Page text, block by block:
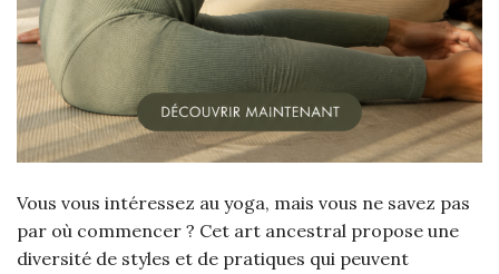
Vous vous intéressez au yoga, mais vous ne savez pas
par où commencer ? Cet art ancestral propose une
diversité de styles et de pratiques qui peuvent